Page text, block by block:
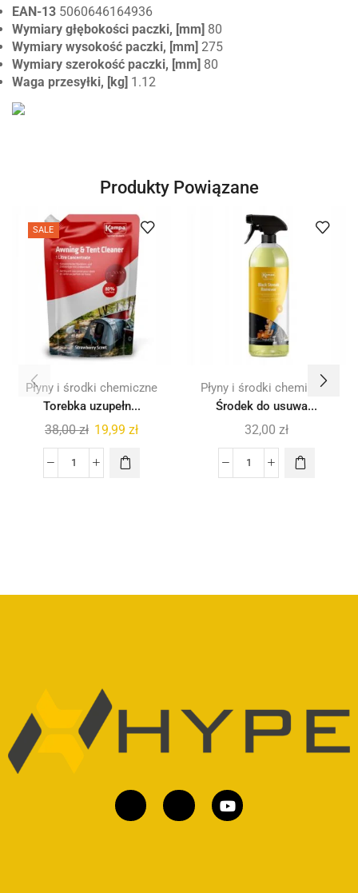
EAN-13 5060646164936
Wymiary głębokości paczki, [mm] 80
Wymiary wysokość paczki, [mm] 275
Wymiary szerokość paczki, [mm] 80
Waga przesyłki, [kg] 1.12
Produkty Powiązane
SALE
Płyny i środki chemiczne
Torebka uzupełn...
38,00zł 19,99 zł
Płyny i środki chemiczne
Środek do usuwa...
32,00 zł